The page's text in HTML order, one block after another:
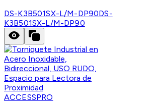
DS-K3B501SX-L/M-DP90DS-
K3B501SX-L/M-DP90
ACCESSPRO